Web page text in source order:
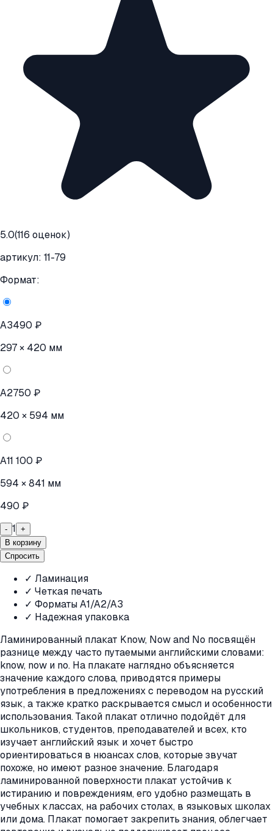
5.0(116 оценок)
артикул: 11-79
Формат:
A3490 ₽
297 × 420 мм
A2750 ₽
420 × 594 мм
A11 100 ₽
594 × 841 мм
490 ₽
- 1 +
В корзину
Спросить
✓ Ламинация
✓ Четкая печать
✓ Форматы A1/A2/A3
✓ Надежная упаковка
Ламинированный плакат Know, Now and No посвящён
разнице между часто путаемыми английскими словами:
know, now и no. На плакате наглядно объясняется
значение каждого слова, приводятся примеры
употребления в предложениях с переводом на русский
язык, а также кратко раскрывается смысл и особенности
использования. Такой плакат отлично подойдёт для
школьников, студентов, преподавателей и всех, кто
изучает английский язык и хочет быстро
ориентироваться в нюансах слов, которые звучат
похоже, но имеют разное значение. Благодаря
ламинированной поверхности плакат устойчив к
истиранию и повреждениям, его удобно размещать в
учебных классах, на рабочих столах, в языковых школах
или дома. Плакат помогает закрепить знания, облегчает